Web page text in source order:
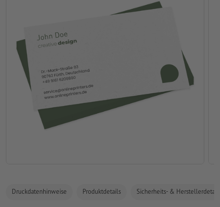
Druckdatenhinweise Produktdetails Sicherheits- &